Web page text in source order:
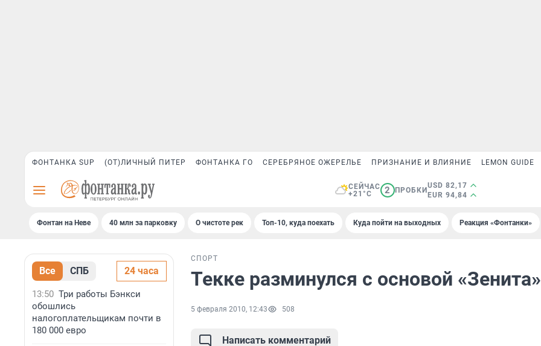
ФОНТАНКА SUP (ОТ)ЛИЧНЫЙ ПИТЕР ФОНТАНКА ГО СЕРЕБРЯНОЕ ОЖЕРЕЛЬЕ ПРИЗНАНИЕ И ВЛИЯНИЕ LEMON GUIDE
СЕЙЧАС
+21°C
2 ПРОБКИ
USD 82,17
EUR 94,84
Фонтан на Неве 40 млн за парковку О чистоте рек Топ-10, куда поехать Куда пойти на выходных Реакция «Фонтанки»
Все СПБ 24 часа
13:50 Три работы Бэнкси
обошлись
налогоплательщикам почти в
180 000 евро
СПОРТ
Текке разминулся с основой «Зенита»
5 февраля 2010, 12:43 508
Написать комментарий